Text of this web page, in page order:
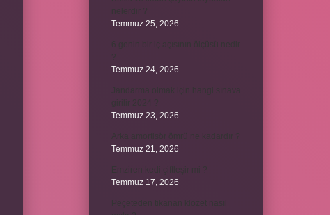
nelerdir ?
Temmuz 25, 2026
6 genin bir iç açısının ölçüsü nedir
Temmuz 24, 2026
Jandarma olmak için hangi sınava
Temmuz 23, 2026
Temmuz 21, 2026
Temmuz 17, 2026